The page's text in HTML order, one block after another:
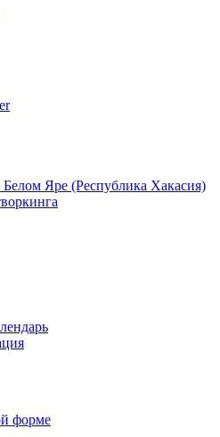
Яре (Республика Хакасия)
форме